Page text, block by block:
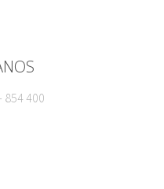
854 400